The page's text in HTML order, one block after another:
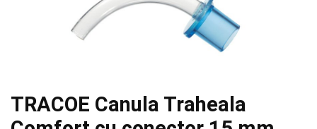
TRACOE Canula Traheala